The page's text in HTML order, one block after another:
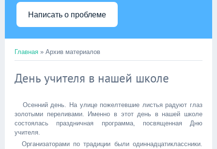
Написать о проблеме
Главная » Архив материалов
День учителя в нашей школе
Осенний день. На улице пожелтевшие листья радуют глаз
золотыми переливами. Именно в этот день в нашей школе
состоялась праздничная программа, посвященная Дню
учителя.
Организаторами по традиции были одиннадцатиклассники.